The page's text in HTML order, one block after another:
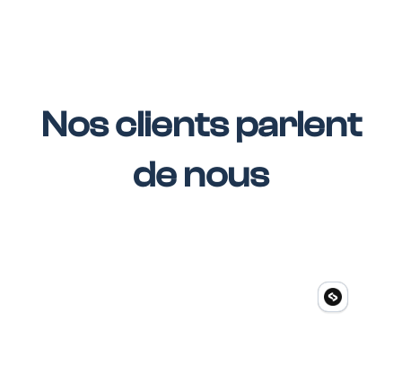
Nos clients parlent
de nous